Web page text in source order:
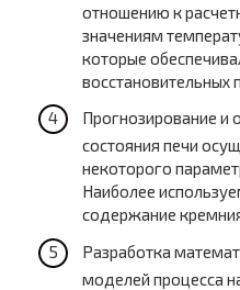
отношению к
значениям
которые
восстановительных
Прогнозирование и
состояния печи
некоторого
Наиболее
содержание
Разработка
моделей процесса